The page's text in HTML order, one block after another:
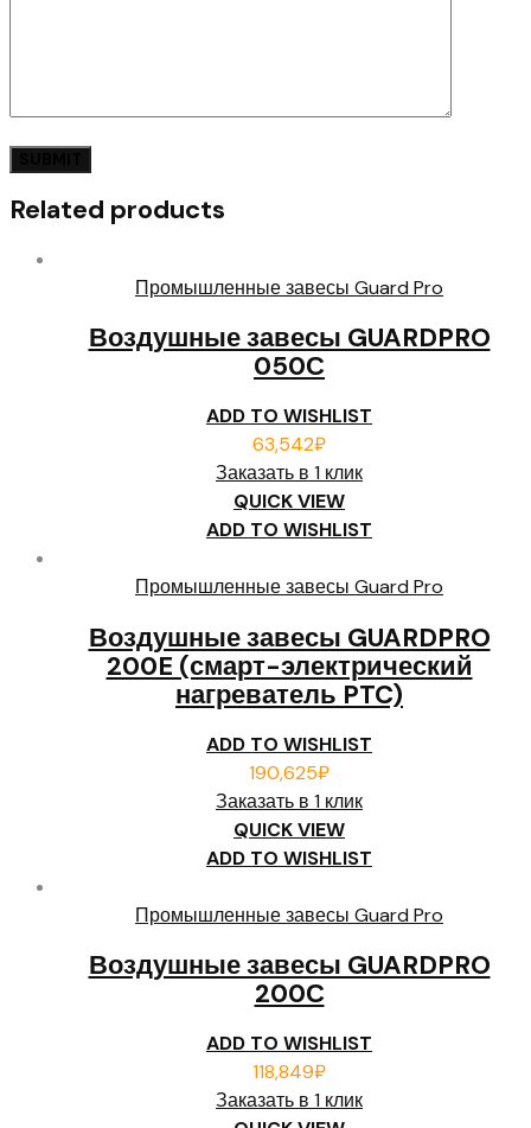
Related products
Промышленные завесы Guard Pro
Воздушные завесы GUARDPRO
050С
ADD TO WISHLIST
63,542₽
Заказать в 1 клик
QUICK VIEW
ADD TO WISHLIST
Промышленные завесы Guard Pro
Воздушные завесы GUARDPRO
200E (смарт-электрический
нагреватель PTC)
ADD TO WISHLIST
190,625₽
Заказать в 1 клик
QUICK VIEW
ADD TO WISHLIST
Промышленные завесы Guard Pro
Воздушные завесы GUARDPRO
200С
ADD TO WISHLIST
118,849₽
Заказать в 1 клик